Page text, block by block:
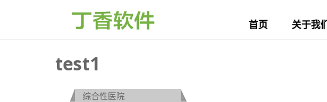
首页 关于我们
test1
综合性医院